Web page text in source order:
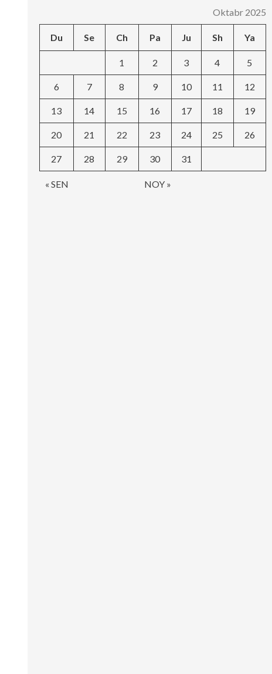
Oktabr 2025
Du Se Ch Pa Ju Sh Ya
« SEN NOY »
1 2 3 4 5
6 7 8 9 10 11 12
13 14 15 16 17 18 19
20 21 22 23 24 25 26
27 28 29 30 31